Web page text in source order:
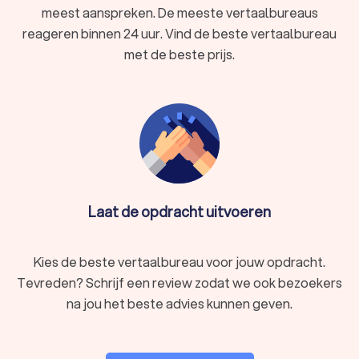
rechtsgeldige vertalingen voor officiële documenten.
Technisch vertaalbureau:Voor technische
handleidingen, productbeschrijvingen en
boodschap cultureel relevant over te brengen.
Online vertaalbureau:
Combineert vertalingen met SEO-
optimalisatie voor betere vindbaarheid.
vertaalbureau?
factoren, zoals de taalcombinatie, de complexiteit van de
tekst, de deadline en eventuele extra vereisten zoals
beëdiging of DTP (desktop publishing).
meest aanspreken. De meeste vertaalbureaus
reageren binnen 24 uur. Vind de beste vertaalbureau
met de beste prijs.
Laat de opdracht uitvoeren
Kies de beste vertaalbureau voor jouw opdracht.
Tevreden? Schrijf een review zodat we ook bezoekers
na jou het beste advies kunnen geven.